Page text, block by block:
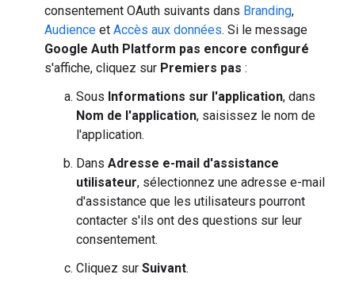
consentement OAuth suivants dans Branding,
Audience et Accès aux données. Si le message
Google Auth Platform pas encore configuré
s'affiche, cliquez sur Premiers pas :
Sous Informations sur l'application, dans
Nom de l'application, saisissez le nom de
l'application.
Dans Adresse e-mail d'assistance
utilisateur, sélectionnez une adresse e-mail
d'assistance que les utilisateurs pourront
contacter s'ils ont des questions sur leur
consentement.
Cliquez sur Suivant.